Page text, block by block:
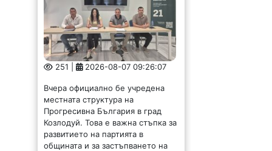
251 | 2026-08-07 09:26:07
Вчера официално бе учредена
местната структура на
Прогресивна България в град
Козлодуй. Това е важна стъпка за
развитието на партията в
общината и за застъпването на